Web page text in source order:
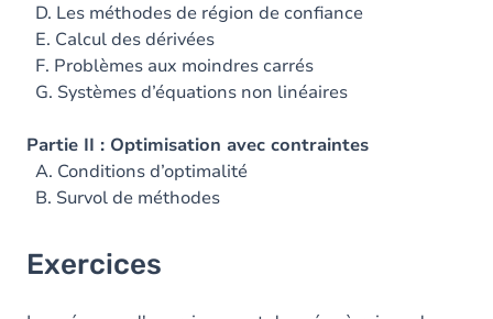
D. Les méthodes de région de confiance
E. Calcul des dérivées
F. Problèmes aux moindres carrés
G. Systèmes d’équations non linéaires
Partie II : Optimisation avec contraintes
A. Conditions d’optimalité
B. Survol de méthodes
Exercices